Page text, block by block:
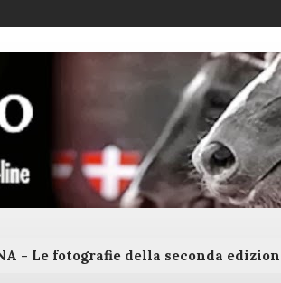
- Le fotografie della seconda